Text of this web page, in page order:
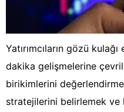
Yatırımcıların gözü
dakika gelişmelerine
birikimlerini
stratejilerini belirlemek ve